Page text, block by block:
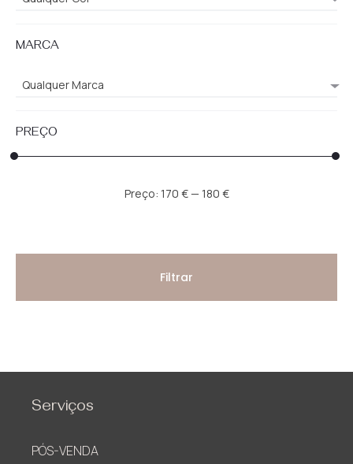
MARCA
Qualquer Marca
PREÇO
Preço
Preço
Filtrar
Preço: 170 €— 180 €
Serviços
PÓS-VENDA